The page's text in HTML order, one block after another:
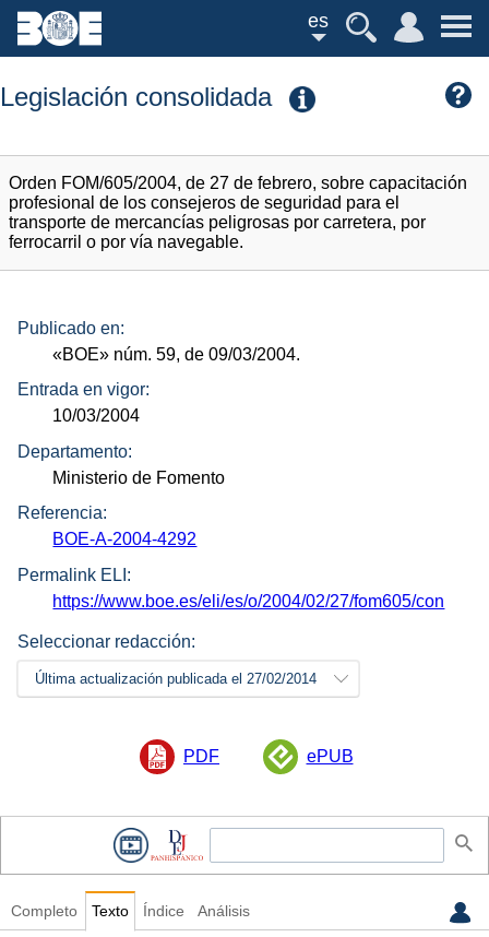
es
Legislación consolidada
Orden FOM/605/2004, de 27 de febrero, sobre capacitación
profesional de los consejeros de seguridad para el
transporte de mercancías peligrosas por carretera, por
ferrocarril o por vía navegable.
Publicado en:
«BOE» núm. 59, de 09/03/2004.
Entrada en vigor:
10/03/2004
Departamento:
Ministerio de Fomento
Referencia:
BOE-A-2004-4292
Permalink ELI:
https://www.boe.es/eli/es/o/2004/02/27/fom605/con
Seleccionar redacción:
Última actualización publicada el 27/02/2014
PDF ePUB
Completo Texto Índice Análisis